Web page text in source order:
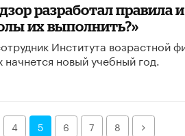
разработал
их выполнить?»
Института возрастной
начнется новый учебный год.
4 5 6 7 8 Далее